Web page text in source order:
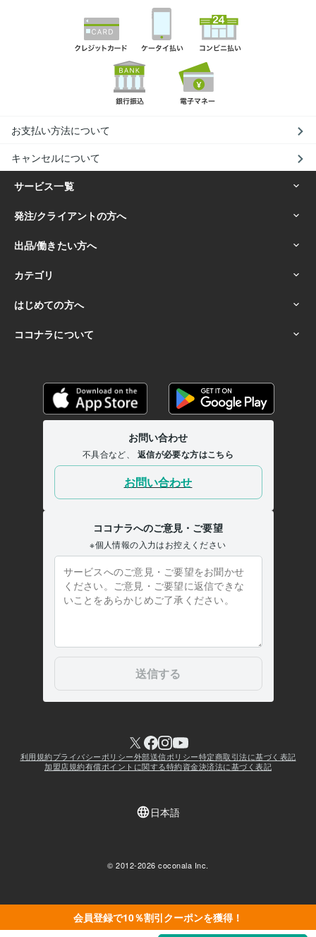
会員登録で10％割引クーポンを獲得！
お支払い方法について
キャンセルについて